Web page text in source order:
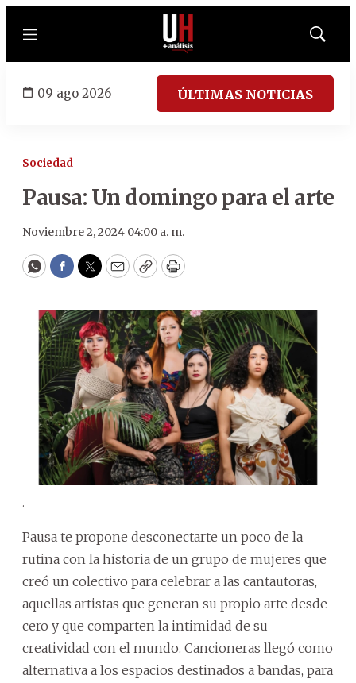
Menú
Mostrar
09 ago 2026 ÚLTIMAS NOTICIAS
Sociedad
Pausa: Un domingo para el arte
Noviembre 2, 2024 04:00 a. m.
WhatsApp
Facebook
Twitter
EmailCopyPrint
.
Pausa te propone desconectarte un poco de la
rutina con la historia de un grupo de mujeres que
creó un colectivo para celebrar a las cantautoras,
aquellas artistas que generan su propio arte desde
cero y que comparten la intimidad de su
creatividad con el mundo. Cancioneras llegó como
alternativa a los espacios destinados a bandas, para